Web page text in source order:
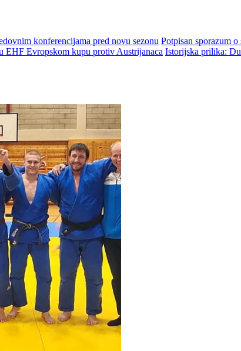
konferencijama pred novu sezonu Potpisan sporazum
EHF Evropskom kupu protiv Austrijanaca Istorijska prilika: